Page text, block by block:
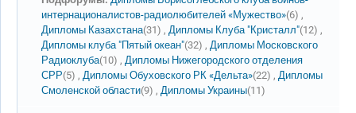
интернационалистов-радиолюбителей «Мужество»(6) ,
Дипломы Казахстана(31) , Дипломы Клуба "Кристалл"(12) ,
Дипломы клуба "Пятый океан"(32) , Дипломы Московского
Радиоклуба(10) , Дипломы Нижегородского отделения
СРР(5) , Дипломы Обуховского РК «Дельта»(22) , Дипломы
Смоленской области(9) , Дипломы Украины(11)